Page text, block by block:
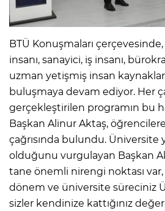
BTÜ Konuşmaları
insanı, sanayici, iş insanı,
uzman yetişmiş insan
buluşmaya devam ediyor. Her
gerçekleştirilen programın bu
Başkan Alinur Aktaş,
çağrısında bulundu. Üniversite
olduğunu vurgulayan Başkan
tane önemli nirengi noktası var,
dönem ve üniversite süreciniz
sizler kendinize kattığınız